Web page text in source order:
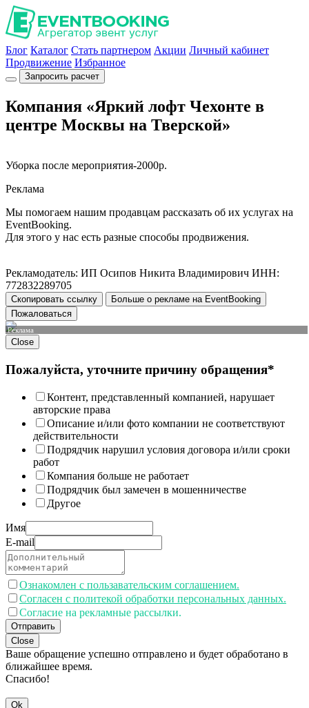
Блог Каталог Стать партнером Акции Личный кабинет
Продвижение Избранное
Запросить расчет
Компания «Яркий лофт Чехонте в
центре Москвы на Тверской»
Уборка после мероприятия-2000р.
Реклама
Мы помогаем нашим продавцам рассказать об их услугах на
EventBooking.
Для этого у нас есть разные способы продвижения.
Рекламодатель: ИП Осипов Никита Владимирович ИНН:
772832289705
Скопировать ссылку
Больше о рекламе на EventBooking
Пожаловаться
Реклама
Close
Пожалуйста, уточните причину обращения*
Контент, представленный компанией, нарушает
авторские права
Описание и/или фото компании не соответствуют
действительности
Подрядчик нарушил условия договора и/или сроки
работ
Компания больше не работает
Подрядчик был замечен в мошенничестве
Другое
Имя
E-mail
Ознакомлен с пользавательским соглашением.
Согласен с политекой обработки персональных данных.
Согласие на рекламные рассылки.
Отправить
Close
Ваше обращение успешно отправлено и будет обработано в
ближайшее время.
Спасибо!
Ok